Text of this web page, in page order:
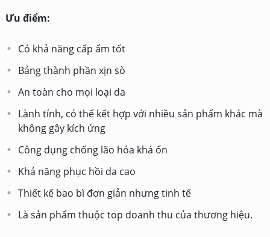
Ưu điểm:
Có khả năng cấp ẩm tốt
Bảng thành phần xịn sò
An toàn cho mọi loại da
Lành tính, có thể kết hợp với nhiều sản phẩm khác mà
không gây kích ứng
Công dụng chống lão hóa khá ổn
Khả năng phục hồi da cao
Thiết kế bao bì đơn giản nhưng tinh tế
Là sản phẩm thuộc top doanh thu của thương hiệu.